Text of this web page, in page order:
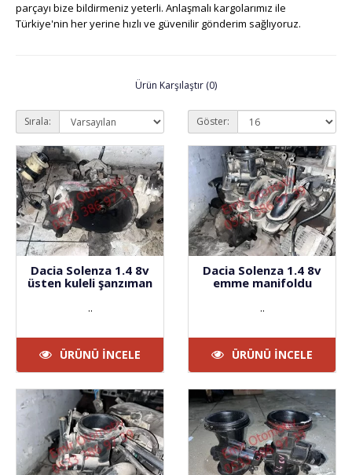
parçayı bize bildirmeniz yeterli. Anlaşmalı kargolarımız ile
Türkiye'nin her yerine hızlı ve güvenilir gönderim sağlıyoruz.
Ürün Karşılaştır (0)
Sırala: Göster:
Dacia Solenza 1.4 8v
üsten kuleli şanzıman
..
ÜRÜNÜ İNCELE
Dacia Solenza 1.4 8v
emme manifoldu
..
ÜRÜNÜ İNCELE